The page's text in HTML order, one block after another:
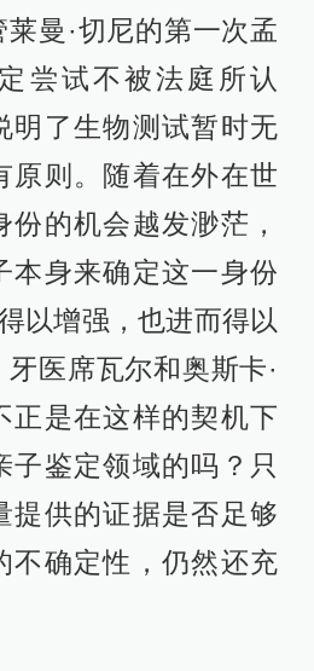
曼·切尼的第一次孟
尝试不被法庭所认
明了生物测试暂时无
原则。随着在外在世
的机会越发渺茫，
本身来确定这一身份
以增强，也进而得以
医席瓦尔和奥斯卡·
正是在这样的契机下
子鉴定领域的吗？只
提供的证据是否足够
不确定性，仍然还充